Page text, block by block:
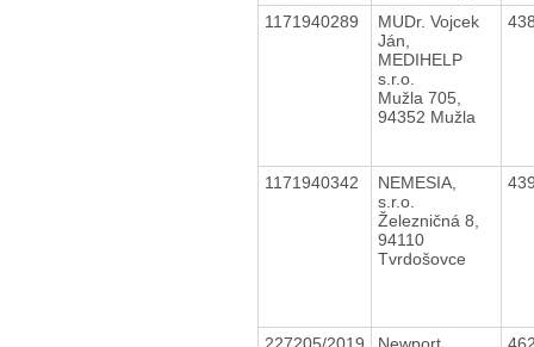
1171940289
MUDr. Vojcek
Ján,
MEDIHELP
s.r.o.
Mužla 705,
94352 Mužla
1171940342
NEMESIA,
s.r.o.
Železničná 8,
94110
Tvrdošovce